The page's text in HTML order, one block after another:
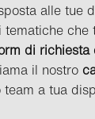
alle tue
tematiche che
di richiesta
il nostro
team a tua